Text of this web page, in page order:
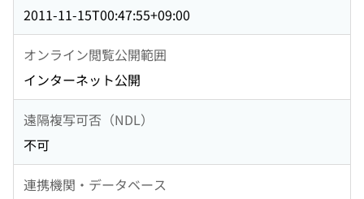
2011-11-15T00:47:55+09:00
オンライン閲覧公開範囲
インターネット公開
遠隔複写可否（NDL）
不可
連携機関・データベース